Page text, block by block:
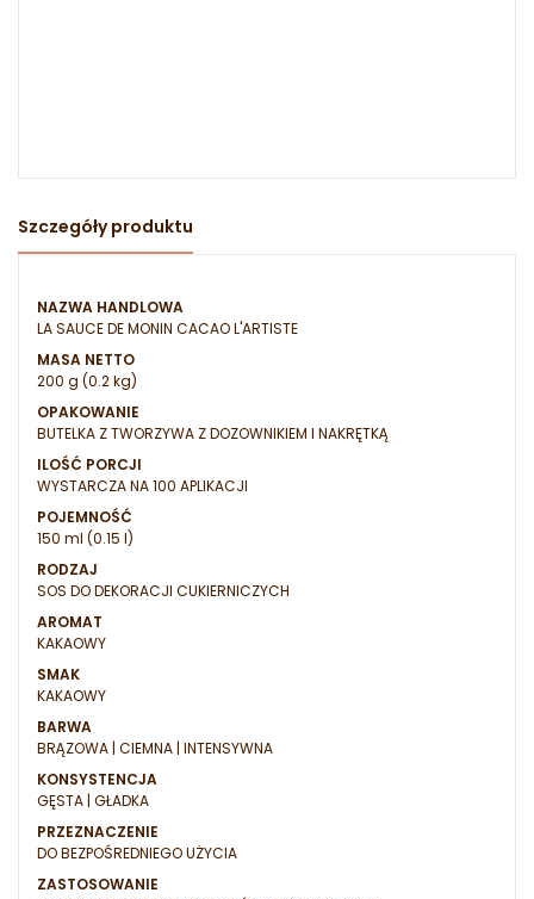
Szczegóły produktu
NAZWA HANDLOWA
LA SAUCE DE MONIN CACAO L'ARTISTE
MASA NETTO
200 g (0.2 kg)
OPAKOWANIE
BUTELKA Z TWORZYWA Z DOZOWNIKIEM I NAKRĘTKĄ
ILOŚĆ PORCJI
WYSTARCZA NA 100 APLIKACJI
POJEMNOŚĆ
150 ml (0.15 l)
RODZAJ
SOS DO DEKORACJI CUKIERNICZYCH
AROMAT
KAKAOWY
SMAK
KAKAOWY
BARWA
BRĄZOWA | CIEMNA | INTENSYWNA
KONSYSTENCJA
GĘSTA | GŁADKA
PRZEZNACZENIE
DO BEZPOŚREDNIEGO UŻYCIA
ZASTOSOWANIE